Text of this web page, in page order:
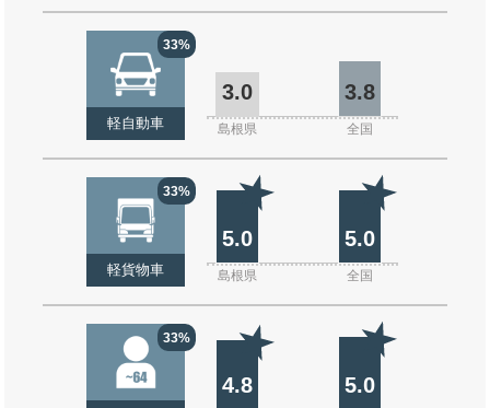
33%
軽自動車
3.0 3.8
島根県 全国
33%
軽貨物車
5.0 5.0
島根県 全国
33%
4.8 5.0